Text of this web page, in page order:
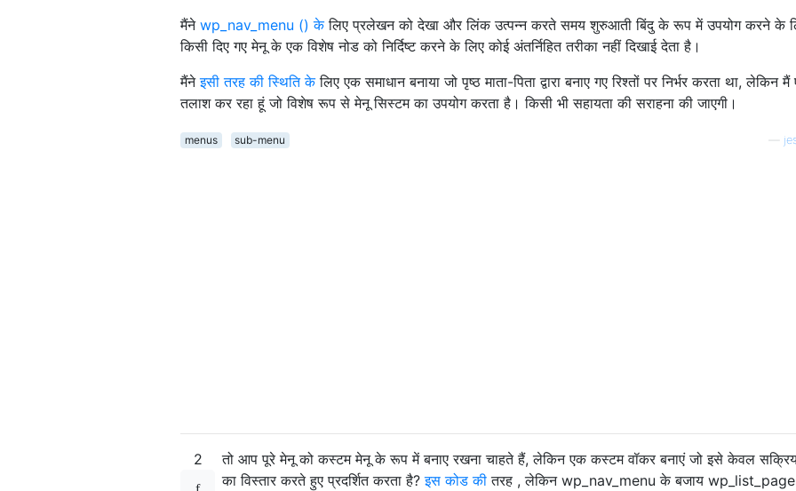
मैंने wp_nav_menu () केलिए प्रलेखन को देखा और लिंक उत्पन्न करते समय शुरुआती बिंदु के रूप में उपयोग करने के
किसी दिए गए मेनू के एक विशेष नोड को निर्दिष्ट करने के लिए कोई अंतर्निहित तरीका नहीं दिखाई देता है।
मैंनेइसी तरह की स्थिति केलिए एक समाधान बनाया जो पृष्ठ माता-पिता द्वारा बनाए गए रिश्तों पर निर्भर करता था, लेकिन
तलाश कर रहा हूं जो विशेष रूप से मेनू सिस्टम का उपयोग करता है। किसी भी सहायता की सराहना की जाएगी।
menus sub-menu
2
तो आप पूरे मेनू को कस्टम मेनू के रूप में बनाए रखना चाहते हैं, लेकिन एक कस्टम वॉकर बनाएं जो इसे केवल
का विस्तार करते हुए प्रदर्शित करता है?इस कोड की तरह , लेकिन wp_nav_menu के बजाय